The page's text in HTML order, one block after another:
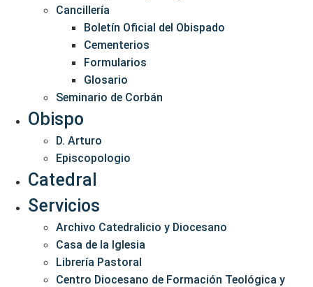
Cancillería
Boletín Oficial del Obispado
Cementerios
Formularios
Glosario
Seminario de Corbán
Obispo
D. Arturo
Episcopologio
Catedral
Servicios
Archivo Catedralicio y Diocesano
Casa de la Iglesia
Librería Pastoral
Centro Diocesano de Formación Teológica y